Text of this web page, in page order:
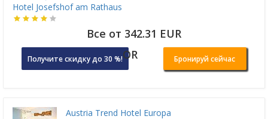
Hotel Josefshof am Rathaus
Все от 342.31 EUR
Получите скидку до 30 %!OR Бронируй сейчас
Austria Trend Hotel Europa